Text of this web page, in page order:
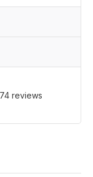
reviews